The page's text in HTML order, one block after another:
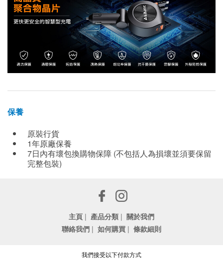
保養
原裝行貨
1年原廠保養
7日內有壞包換購物保障 (不包括人為損壞並須要保留
完整包裝)
主頁 | 產品分類 | 關於我們
聯絡我們 | 如何購買 | 條款細則
我們接受以下付款方式